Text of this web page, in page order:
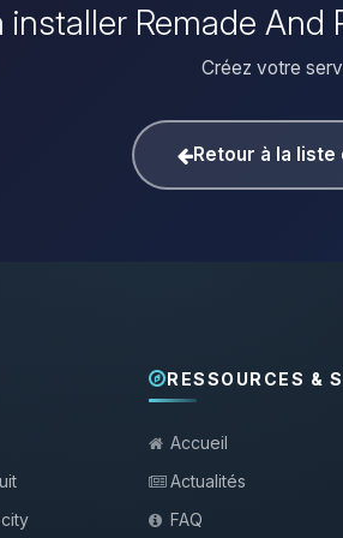
installer Remade
Créez votre
Retour à la liste
RESSOURCES &
Accueil
Actualités
FAQ